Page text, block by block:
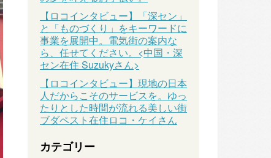
【ロコインタビュー】「深セン」
と「ものづくり」をキーワードに
事業を展開中。電気街の案内な
ら、任せてください。<中国・深
セン在住 Suzukyさん>
【ロコインタビュー】現地の日本
人だからこそのサービスを。ゆっ
たりとした時間が流れる美しい街
ブダペスト在住ロコ・ケイさん
カテゴリー